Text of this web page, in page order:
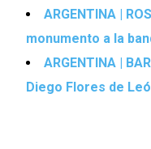
ARGENTINA |
monumento a la
ARGENTINA |
Diego Flores de